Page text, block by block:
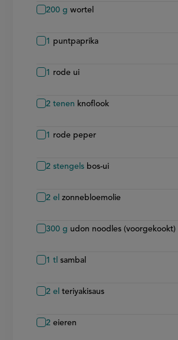
200 g wortel
1 puntpaprika
1 rode ui
2 tenen knoflook
1 rode peper
2 stengels bos-ui
2 el zonnebloemolie
300 g udon noodles (voorgekookt)
1 tl sambal
2 el teriyakisaus
2 eieren